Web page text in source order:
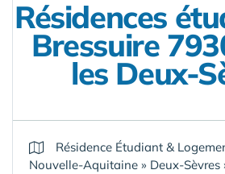
Résidences
Bressuire
les Deux-
Résidence Étudiant &
Nouvelle-Aquitaine » Deux-Sèvres